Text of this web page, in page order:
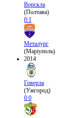
Ворскла
(Полтава)
0:1
Металург
(Маріуполь)
2014
Говерла
(Ужгород)
0:0